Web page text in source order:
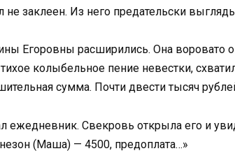
не заклеен. Из него предательски
Егоровны расширились. Она воровато
колыбельное пение невестки,
сумма. Почти двести тысяч
ежедневник. Свекровь открыла его и
(Маша) — 4500, предоплата…»